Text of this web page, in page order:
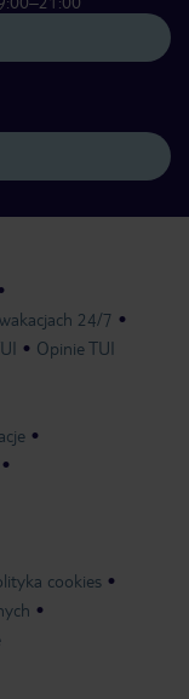
24/7
Opinie TUI
cookies